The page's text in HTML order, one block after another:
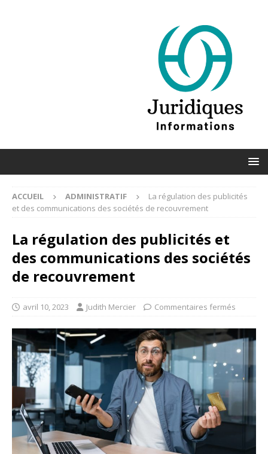
ACCUEIL ADMINISTRATIF
La régulation des publicités
et des communications des sociétés de recouvrement
La régulation des publicités et
des communications des sociétés
de recouvrement
avril 10, 2023 Judith Mercier Commentaires fermés